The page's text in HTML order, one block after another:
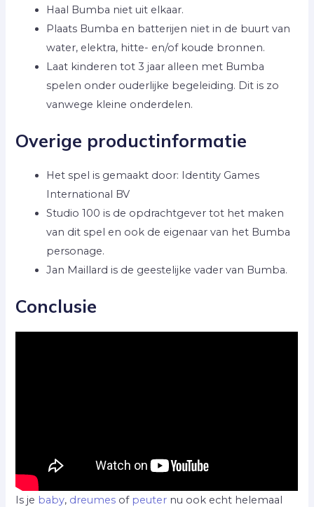
Haal Bumba niet uit elkaar.
Plaats Bumba en batterijen niet in de buurt van
water, elektra, hitte- en/of koude bronnen.
Laat kinderen tot 3 jaar alleen met Bumba
spelen onder ouderlijke begeleiding. Dit is zo
vanwege kleine onderdelen.
Overige productinformatie
Het spel is gemaakt door: Identity Games
International BV
Studio 100 is de opdrachtgever tot het maken
van dit spel en ook de eigenaar van het Bumba
personage.
Jan Maillard is de geestelijke vader van Bumba.
Conclusie
Is je baby, dreumes of peuter nu ook echt helemaal